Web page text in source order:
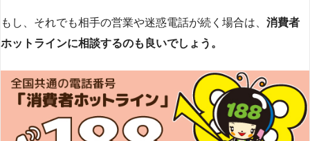
もし、それでも相手の営業や迷惑電話が続く場合は、 消費者
ホットラインに相談するのも良いでしょう。